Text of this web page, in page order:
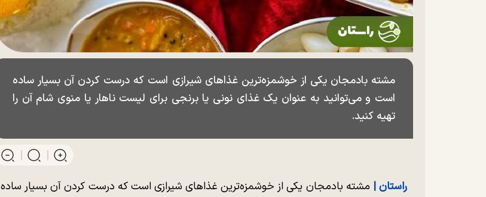
مشته بادمجان یکی از خوشمزه‌ترین غذاهای شیرازی است که درست کردن آن بسیار ساده
است و می‌توانید به عنوان یک غذای نونی یا برنجی برای لیست ناهار یا منوی شام آن را
تهیه کنید.
راستان | مشته بادمجان یکی از خوشمزه‌ترین غذاهای شیرازی است که درست کردن آن بسیار ساده